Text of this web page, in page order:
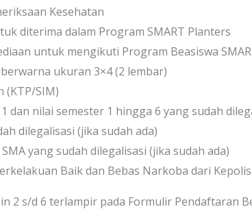
Kesehatan
diterima dalam Program SMART Planters
untuk mengikuti Program Beasiswa
ukuran 3×4 (2 lembar)
(KTP/SIM)
dan nilai semester 1 hingga 6 yang sudah
dilegalisasi (jika sudah ada)
yang sudah dilegalisasi (jika sudah ada)
Baik dan Bebas Narkoba dari
2 s/d 6 terlampir pada Formulir Pendaftaran